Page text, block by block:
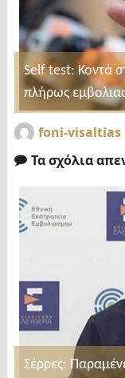
Self test: Κοντά
πλήρως
foni-visaltias
Τα σχόλια
Σέρρες: